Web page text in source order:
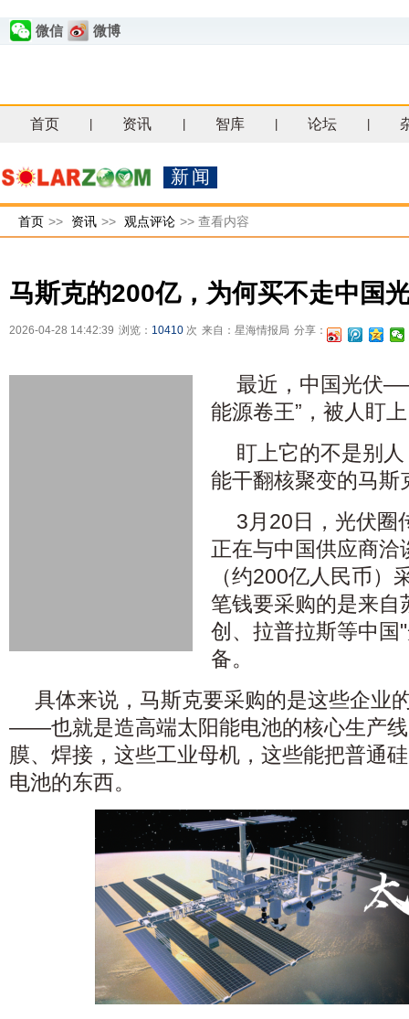
微信 微博
首页 资讯 智库 论坛
新闻
首页 >> 资讯 >> 观点评论 >> 查看内容
马斯克的200亿，为何买不走中国
2026-04-28 14:42:39 浏览： 10410 次 来自：星海情报局 分享：
最近，中国光伏
能源卷王”，被人盯
盯上它的不是别
能干翻核聚变的马斯
3月20日，光伏圈
正在与中国供应商
（约200亿人民币）
笔钱要采购的是来自
创、拉普拉斯等中国
备。
具体来说，马斯克要采购的是这些企业
——也就是造高端太阳能电池的核心生产
膜、焊接，这些工业母机，这些能把普通
电池的东西。